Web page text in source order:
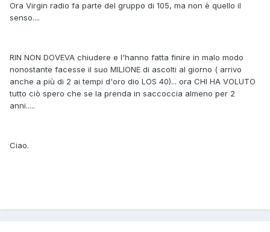
Ora Virgin radio fa parte del gruppo di 105, ma non è quello il
senso....
RIN NON DOVEVA chiudere e l'hanno fatta finire in malo modo
nonostante facesse il suo MILIONE di ascolti al giorno ( arrivo
anche a più di 2 ai tempi d'oro dio LOS 40)... ora CHI HA VOLUTO
tutto ciò spero che se la prenda in saccoccia almeno per 2
anni.....
Ciao.